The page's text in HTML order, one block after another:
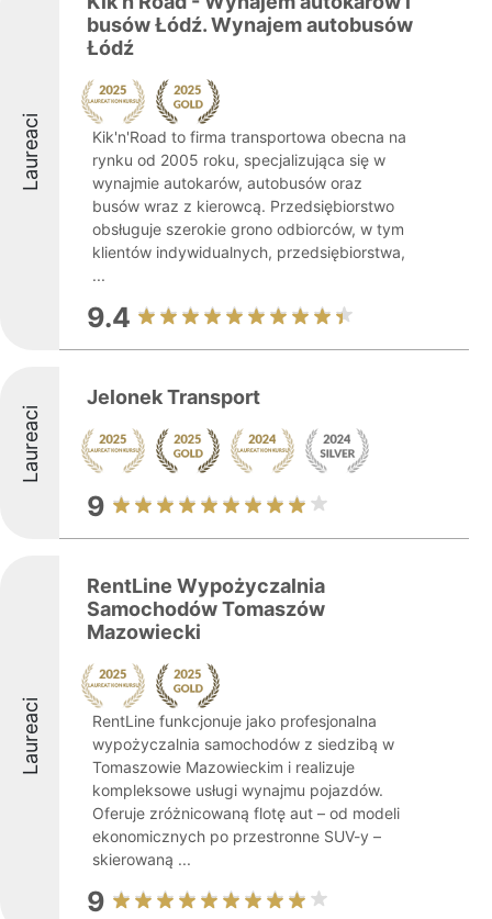
Laureaci
busów Łódź. Wynajem autobusów
Łódź
Kik'n'Road to firma transportowa obecna na
rynku od 2005 roku, specjalizująca się w
wynajmie autokarów, autobusów oraz
busów wraz z kierowcą. Przedsiębiorstwo
obsługuje szerokie grono odbiorców, w tym
klientów indywidualnych, przedsiębiorstwa,
...
9.4
Laureaci
Jelonek Transport
9
Laureaci
RentLine Wypożyczalnia
Samochodów Tomaszów
Mazowiecki
RentLine funkcjonuje jako profesjonalna
wypożyczalnia samochodów z siedzibą w
Tomaszowie Mazowieckim i realizuje
kompleksowe usługi wynajmu pojazdów.
Oferuje zróżnicowaną flotę aut – od modeli
ekonomicznych po przestronne SUV-y –
skierowaną ...
9